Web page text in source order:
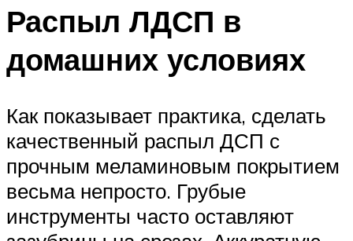
Распыл ЛДСП в
домашних условиях
Как показывает практика, сделать
качественный распыл ДСП с
прочным меламиновым покрытием
весьма непросто. Грубые
инструменты часто оставляют